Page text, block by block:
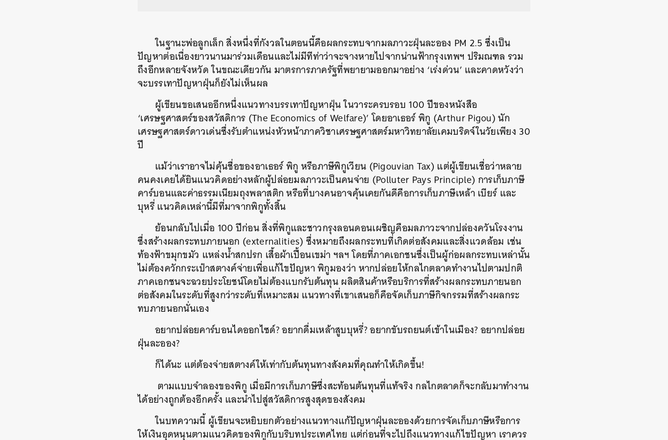
ในฐานะพ่อลูกเล็ก สิ่งหนึ่งที่กังวลในตอนนี้คือผลกระทบจากมลภาวะฝุ่นละออง PM 2.5 ซึ่งเป็น
ปัญหาต่อเนื่องยาวนานมาร่วมเดือนและไม่มีทีท่าว่าจะจางหายไปจากน่านฟ้ากรุงเทพฯ ปริมณฑล รวม
ถึงอีกหลายจังหวัด ในขณะเดียวกัน มาตรการภาครัฐที่พยายามออกมาอย่าง ‘เร่งด่วน’ และคาดหวังว่า
จะบรรเทาปัญหาฝุ่นก็ยังไม่เห็นผล
ผู้เขียนขอเสนออีกหนึ่งแนวทางบรรเทาปัญหาฝุ่น ในวาระครบรอบ 100 ปีของหนังสือ
‘เศรษฐศาสตร์ของสวัสดิการ (The Economics of Welfare)’ โดยอาเธอร์ พิกู (Arthur Pigou) นัก
เศรษฐศาสตร์ดาวเด่นซึ่งรับตำแหน่งหัวหน้าภาควิชาเศรษฐศาสตร์มหาวิทยาลัยเคมบริดจ์ในวัยเพียง 30
ปี
แม้ว่าเราอาจไม่คุ้นชื่อของอาเธอร์ พิกู หรือภาษีพิกูเวียน (Pigouvian Tax) แต่ผู้เขียนเชื่อว่าหลาย
คนคงเคยได้ยินแนวคิดอย่างหลักผู้ปล่อยมลภาวะเป็นคนจ่าย (Polluter Pays Principle) การเก็บภาษี
คาร์บอนและค่าธรรมเนียมถุงพลาสติก หรือที่บางคนอาจคุ้นเคยกันดีคือการเก็บภาษีเหล้า เบียร์ และ
บุหรี่ แนวคิดเหล่านี้มีที่มาจากพิกูทั้งสิ้น
ย้อนกลับไปเมื่อ 100 ปีก่อน สิ่งที่พิกูและชาวกรุงลอนดอนเผชิญคือมลภาวะจากปล่องควันโรงงาน
ซึ่งสร้างผลกระทบภายนอก (externalities) ซึ่งหมายถึงผลกระทบที่เกิดต่อสังคมและสิ่งแวดล้อม เช่น
ท้องฟ้าขมุกขมัว แหล่งน้ำสกปรก เสื้อผ้าเปื้อนเขม่า ฯลฯ โดยที่ภาคเอกชนซึ่งเป็นผู้ก่อผลกระทบเหล่านั้น
ไม่ต้องควักกระเป๋าสตางค์จ่ายเพื่อแก้ไขปัญหา พิกูมองว่า หากปล่อยให้กลไกตลาดทำงานไปตามปกติ
ภาคเอกชนจะฉวยประโยชน์โดยไม่ต้องแบกรับต้นทุน ผลิตสินค้าหรือบริการที่สร้างผลกระทบภายนอก
ต่อสังคมในระดับที่สูงกว่าระดับที่เหมาะสม แนวทางที่เขาเสนอก็คือจัดเก็บภาษีกิจกรรมที่สร้างผลกระ
ทบภายนอกนั่นเอง
อยากปล่อยคาร์บอนไดออกไซด์? อยากดื่มเหล้าสูบบุหรี่? อยากขับรถยนต์เข้าในเมือง? อยากปล่อย
ฝุ่นละออง?
ก็ได้นะ แต่ต้องจ่ายสตางค์ให้เท่ากับต้นทุนทางสังคมที่คุณทำให้เกิดขึ้น!
ตามแบบจำลองของพิกู เมื่อมีการเก็บภาษีซึ่งสะท้อนต้นทุนที่แท้จริง กลไกตลาดก็จะกลับมาทำงาน
ได้อย่างถูกต้องอีกครั้ง และนำไปสู่สวัสดิการสูงสุดของสังคม
ในบทความนี้ ผู้เขียนจะหยิบยกตัวอย่างแนวทางแก้ปัญหาฝุ่นละอองด้วยการจัดเก็บภาษีหรือการ
ให้เงินอุดหนุนตามแนวคิดของพิกูกับบริบทประเทศไทย แต่ก่อนที่จะไปถึงแนวทางแก้ไขปัญหา เราควร
SHARE TWEET LINE EMAIL